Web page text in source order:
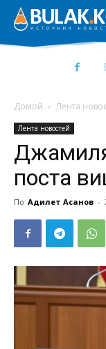
Домой Лента
Лента новостей
поста
По Адилет Асанов -